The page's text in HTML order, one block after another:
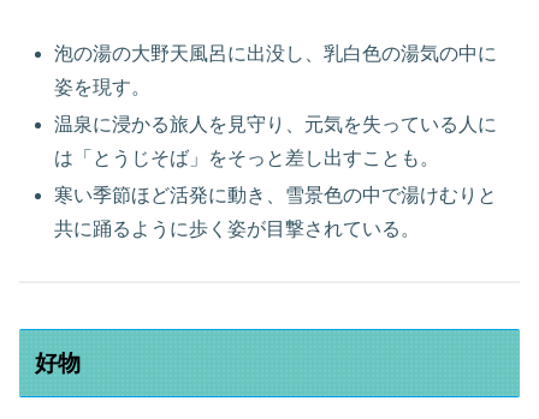
泡の湯の大野天風呂に出没し、乳白色の湯気の中に
姿を現す。
温泉に浸かる旅人を見守り、元気を失っている人に
は「とうじそば」をそっと差し出すことも。
寒い季節ほど活発に動き、雪景色の中で湯けむりと
共に踊るように歩く姿が目撃されている。
好物